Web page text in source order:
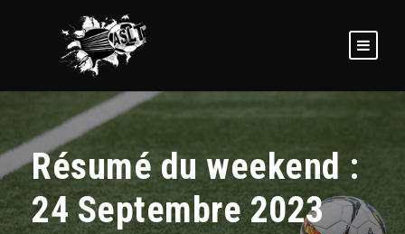
Résumé du weekend :
24 Septembre 2023